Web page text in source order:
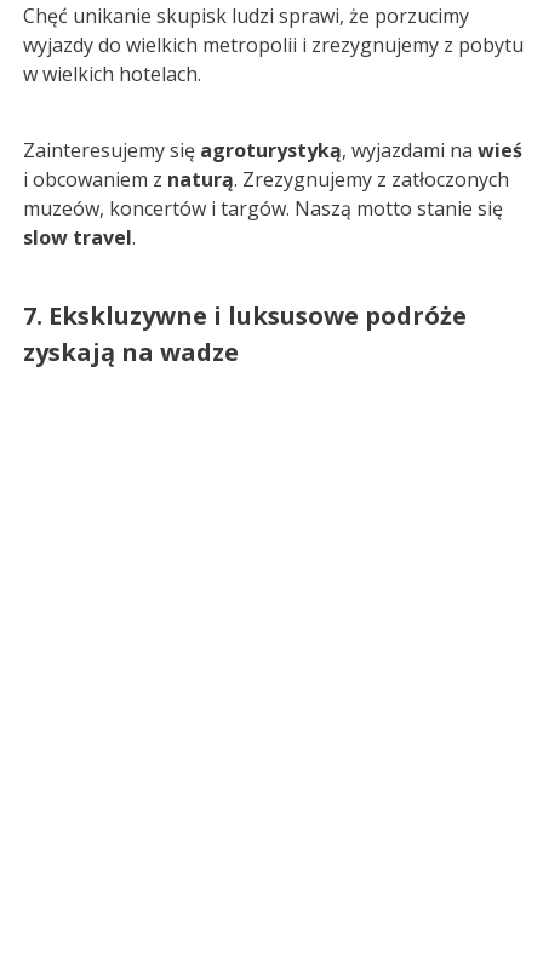
Chęć unikanie skupisk ludzi sprawi, że porzucimy
wyjazdy do wielkich metropolii i zrezygnujemy z pobytu
w wielkich hotelach.
Zainteresujemy się agroturystyką, wyjazdami na wieś
i obcowaniem z naturą. Zrezygnujemy z zatłoczonych
muzeów, koncertów i targów. Naszą motto stanie się
slow travel.
7. Ekskluzywne i luksusowe podróże
zyskają na wadze